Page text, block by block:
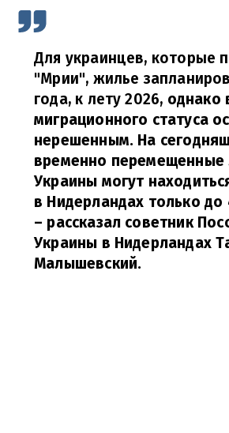
Для украинцев, которые
"Мрии", жилье
года, к лету 2026, однако
миграционного статуса
нерешенным. На
временно перемещенные
Украины могут
в Нидерландах только до
– рассказал советник
Украины в Нидерландах
Малышевский.